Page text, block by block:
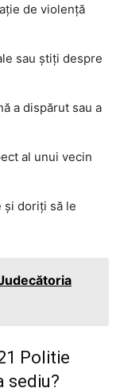
de violență
sau știți despre
a dispărut sau a
al unui vecin
și doriți să le
Politie
sediu?